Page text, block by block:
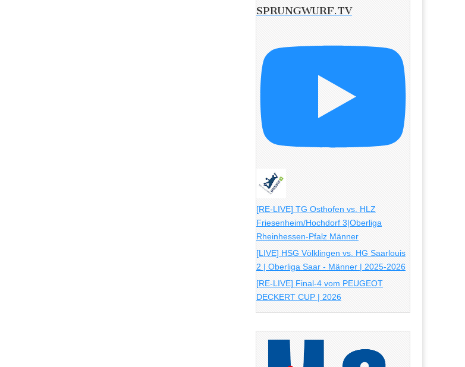
SPRUNGWURF.TV
[RE-LIVE] TG Osthofen vs. HLZ
Friesenheim/Hochdorf 3|Oberliga
Rheinhessen-Pfalz Männer
[LIVE] HSG Völklingen vs. HG Saarlouis
2 | Oberliga Saar - Männer | 2025-2026
[RE-LIVE] Final-4 vom PEUGEOT
DECKERT CUP | 2026